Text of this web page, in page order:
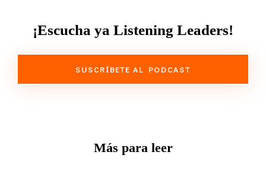
¡Escucha ya Listening Leaders!
SUSCRÍBETE AL PODCAST
Más para leer